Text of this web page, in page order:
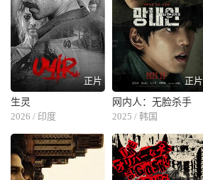
正片
生灵
2026 / 印度
正片
网内人：无脸杀手
2025 / 韩国